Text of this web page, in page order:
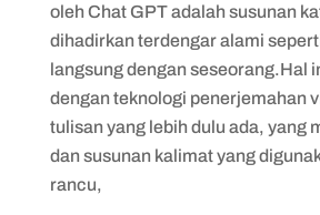
oleh Chat GPT adalah susunan
dihadirkan terdengar alami
langsung dengan seseorang.Hal
dengan teknologi penerjemahan
tulisan yang lebih dulu ada, yang
dan susunan kalimat yang
rancu,